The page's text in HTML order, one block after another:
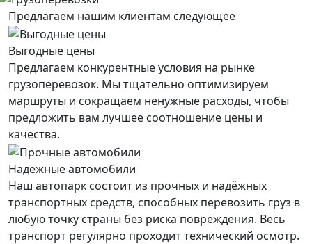
Предлагаем нашим клиентам следующее
Выгодные цены
Предлагаем конкурентные условия на рынке
грузоперевозок. Мы тщательно оптимизируем
маршруты и сокращаем ненужные расходы, чтобы
предложить вам лучшее соотношение цены и
качества.
Надежные автомобили
Наш автопарк состоит из прочных и надёжных
транспортных средств, способных перевозить груз в
любую точку страны без риска повреждения. Весь
транспорт регулярно проходит технический осмотр.